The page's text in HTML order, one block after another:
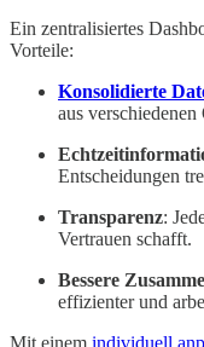
Ein zentralisiertes
Vorteile:
Konsolidierte
aus
Entscheidungen
Transparenz:
Vertrauen schafft.
Bessere
effizienter und
Mit einem individuell